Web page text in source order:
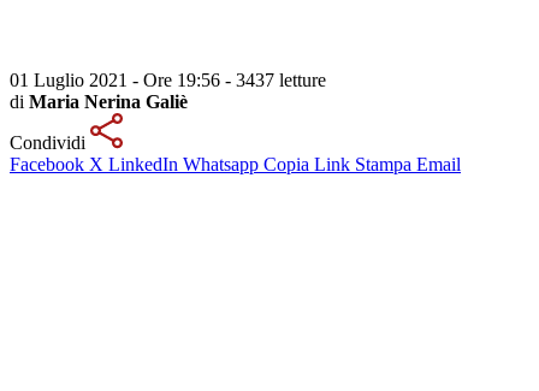
01 Luglio 2021 - Ore 19:56 - 3437 letture
di Maria Nerina Galiè
Condividi
Facebook X LinkedIn Whatsapp Copia Link Stampa Email